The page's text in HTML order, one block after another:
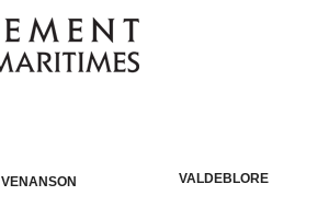
VENANSON VALDEBLORE